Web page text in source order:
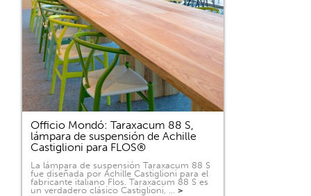
Officio Mondó: Taraxacum 88 S,
lámpara de suspensión de Achille
Castiglioni para FLOS®
La lámpara de suspensión Taraxacum 88 S
fue diseñada por Achille Castiglioni para el
fabricante italiano Flos. Taraxacum 88 S es
un verdadero clásico Castiglioni, … >